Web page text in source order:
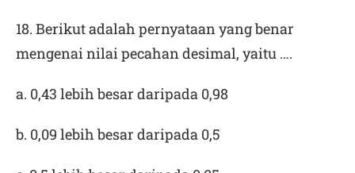
18. Berikut adalah pernyataan yang benar
mengenai nilai pecahan desimal, yaitu ….
a. 0,43 lebih besar daripada 0,98
b. 0,09 lebih besar daripada 0,5